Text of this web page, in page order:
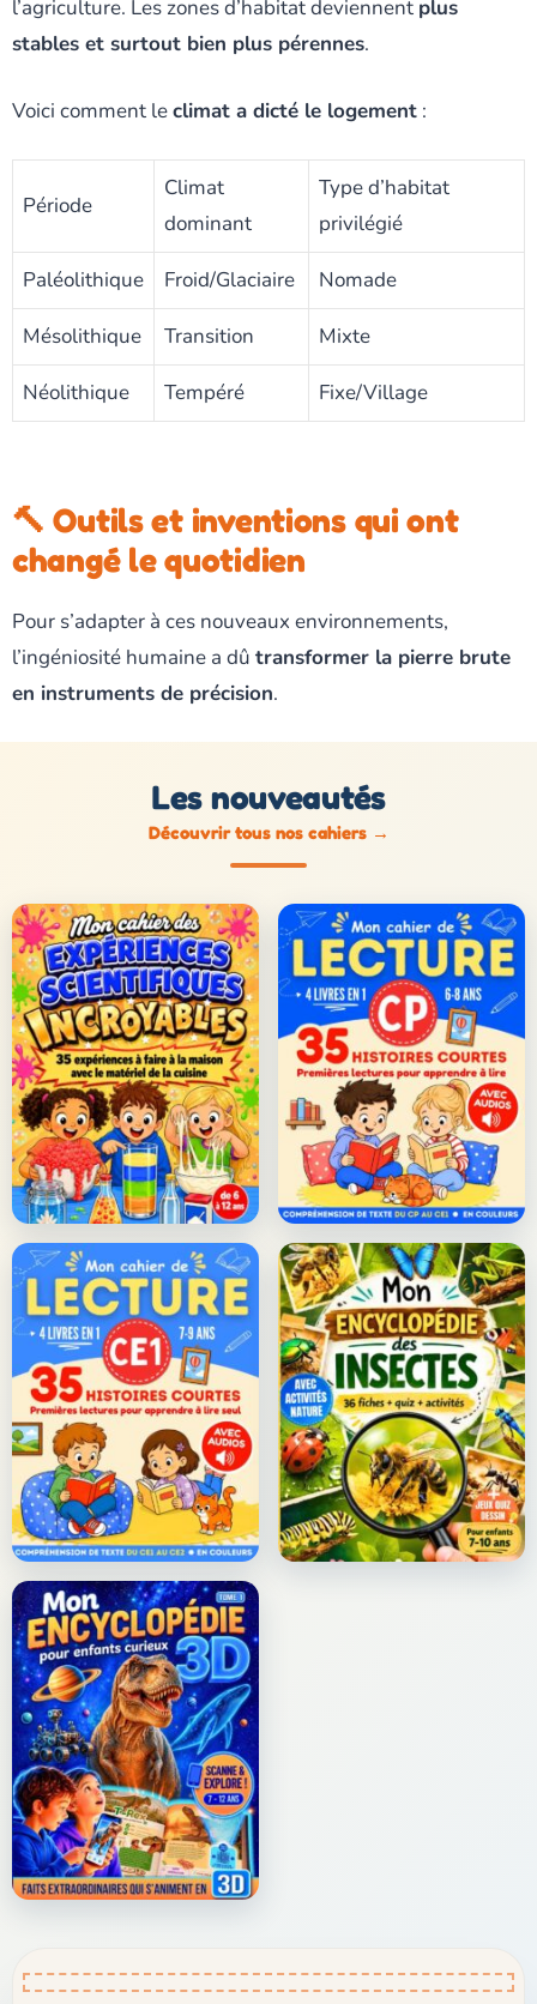
l’agriculture. Les zones d’habitat deviennent plus
stables et surtout bien plus pérennes.
Voici comment leclimat a dicté le logement :
Période
Climat
dominant
Type d’habitat
privilégié
Paléolithique Froid/Glaciaire Nomade
Mésolithique Transition Mixte
Néolithique Tempéré Fixe/Village
🔨 Outils et inventions qui ont
changé le quotidien
Pour s’adapter à ces nouveaux environnements,
l’ingéniosité humaine a dû transformer la pierre brute
en instruments de précision.
Les nouveautés
Découvrir tous nos cahiers →